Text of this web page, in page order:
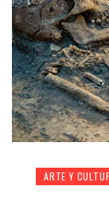
ARTE Y